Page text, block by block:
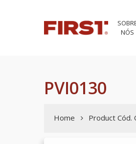
NÓS
PVI0130
Home Product Cód.